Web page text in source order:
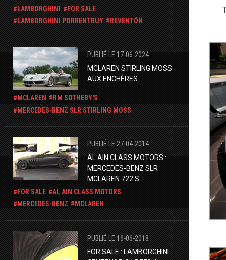
LAMBORGHINI
FOR SALE
LAMBORGHINI PORRENTRUY
REVENTÓN
PUBLIÉ LE 17-06-2024
MCLAREN STIRLING MOSS
AUX ENCHÈRES
MCLAREN
RM SOTHEBY'S
​MERCEDES-BENZ SLR STIRLING MOSS
PUBLIÉ LE 27-04-2014
AL AIN CLASS MOTORS :
MERCEDES-BENZ SLR
MCLAREN 722 S.
FOR SALE
AL AIN CLASS MOTORS
MERCEDES-BENZ
MCLAREN
PUBLIÉ LE 16-06-2018
FOR SALE : LAMBORGHINI